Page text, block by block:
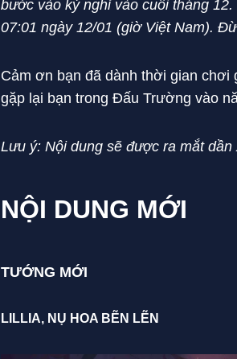
bước vào kỷ nghỉ vào cuối tháng
07:01 ngày 12/01 (giờ Việt Nam).
Cảm ơn bạn đã dành thời gian chơi
gặp lại bạn trong Đấu Trường vào
Lưu ý: Nội dung sẽ được ra mắt dần
NỘI DUNG MỚI
TƯỚNG MỚI
LILLIA, NỤ HOA BẼN LẼN